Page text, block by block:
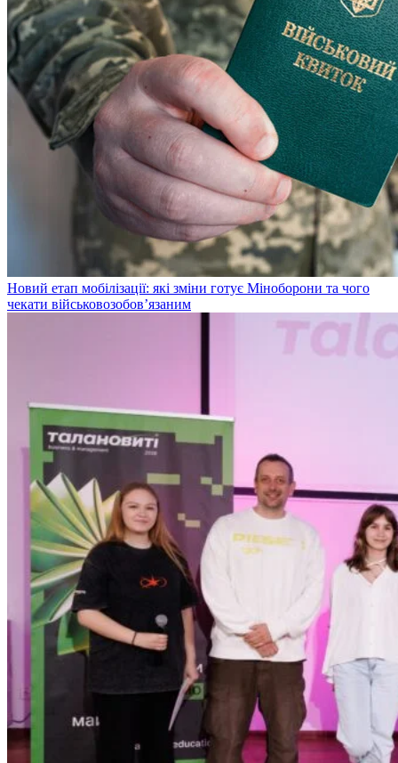
Новий етап мобілізації: які зміни готує Міноборони та чого
чекати військовозобов’язаним